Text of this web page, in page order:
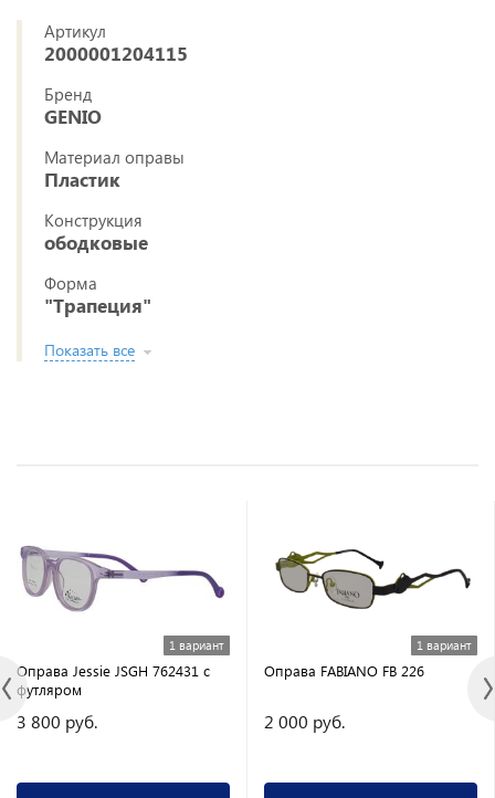
Артикул
2000001204115
Бренд
GENIO
Материал оправы
Пластик
Конструкция
ободковые
Форма
"Трапеция"
Показать все
1 вариант
Оправа Jessie JSGH 762431 с
футляром
3 800 руб.
1 вариант
Оправа FABIANO FB 226
2 000 руб.